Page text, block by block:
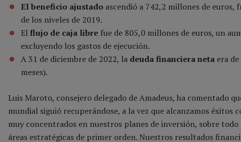
El beneficio ajustado ascendió a 742,2 millones de euros,
de los niveles de 2019.
Elflujo de caja libre fue de 805,0 millones de euros, un
excluyendo los gastos de ejecución.
A 31 de diciembre de 2022, la deuda financiera neta era
meses).
Luis Maroto, consejero delegado de Amadeus, ha comentado
mundial siguió recuperándose, a la vez que alcanzamos éxitos
muy concentrados en nuestros planes de inversión, sobre
áreas estratégicas de primer orden. Nuestros resultados